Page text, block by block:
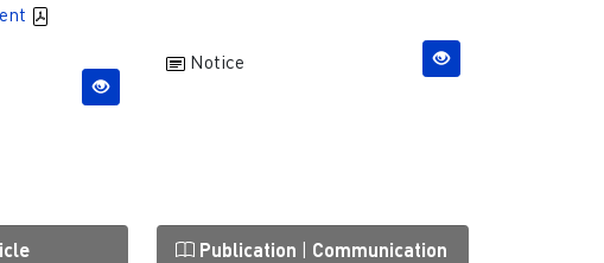
Notice
Publication | Communication